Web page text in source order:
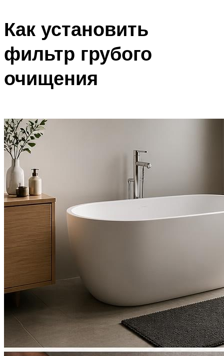
Как установить
фильтр грубого
очищения